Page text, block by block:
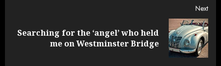
Next
Next
Searching for the ‘angel’ who held
me on Westminster Bridge